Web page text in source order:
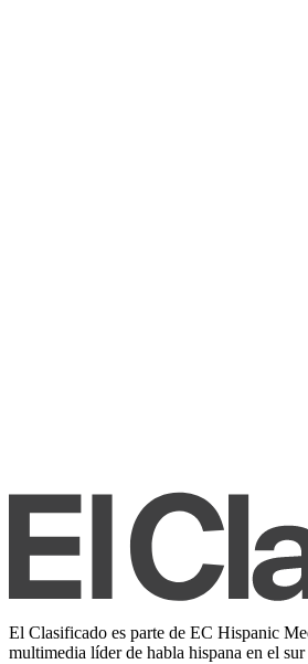
El Clasificado es parte de EC Hispanic
multimedia líder de habla hispana en el